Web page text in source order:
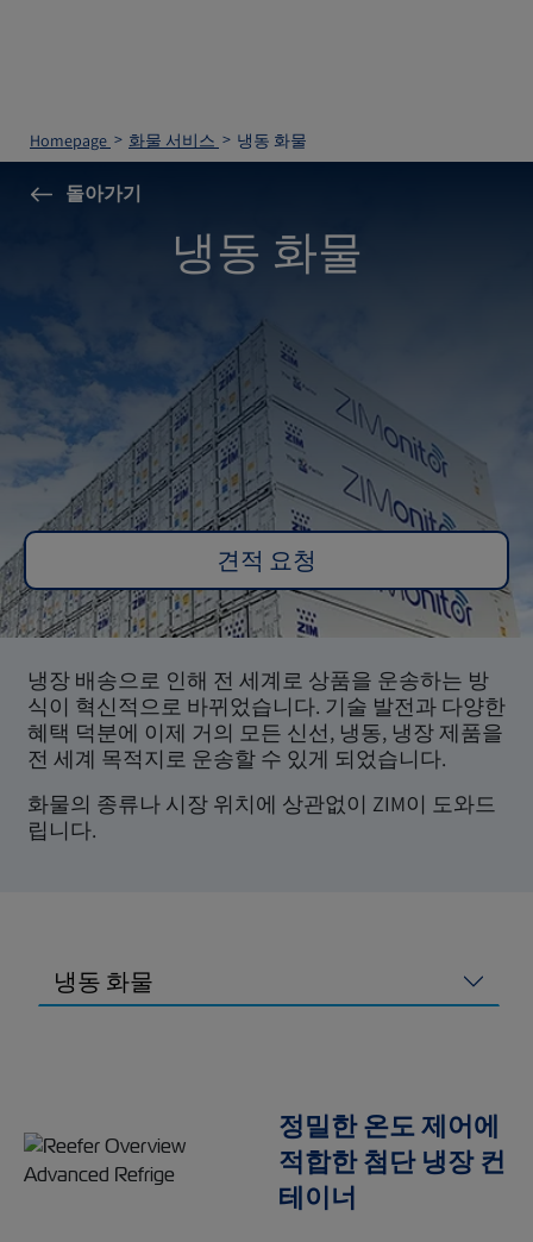
Homepage 화물 서비스 냉동 화물
돌아가기
냉동 화물
견적 요청
냉장 배송으로 인해 전 세계로 상품을 운송하는 방
식이 혁신적으로 바뀌었습니다. 기술 발전과 다양한
혜택 덕분에 이제 거의 모든 신선, 냉동, 냉장 제품을
전 세계 목적지로 운송할 수 있게 되었습니다.
화물의 종류나 시장 위치에 상관없이 ZIM이 도와드
립니다.
냉동 화물
정밀한 온도 제어에
적합한 첨단 냉장 컨
테이너